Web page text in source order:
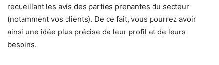
recueillant les avis des parties prenantes du secteur
(notamment vos clients). De ce fait, vous pourrez avoir
ainsi une idée plus précise de leur profil et de leurs
besoins.